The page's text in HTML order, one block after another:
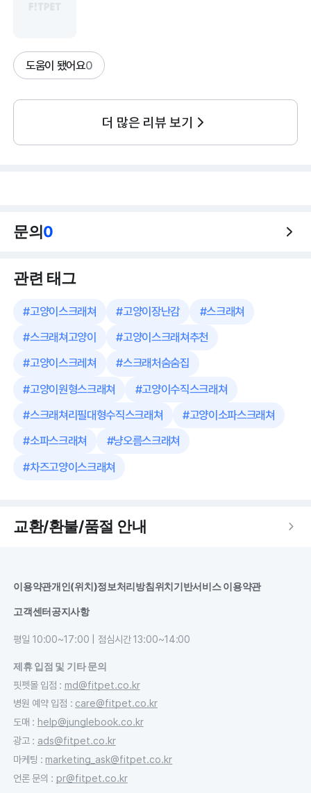
도움이 됐어요0
더 많은 리뷰 보기
문의0
관련 태그
#고양이스크래쳐 #고양이장난감 #스크래쳐
#스크래쳐고양이 #고양이스크래쳐추천
#고양이스크레쳐 #스크래처숨숨집
#고양이원형스크래쳐 #고양이수직스크래쳐
#스크래쳐리필대형수직스크래쳐 #고양이소파스크래쳐
#소파스크래쳐 #냥오름스크래쳐
#차즈고양이스크래쳐
교환/환불/품절 안내
이용약관개인(위치)정보처리방침위치기반서비스 이용약관
고객센터공지사항
평일 10:00~17:00 | 점심시간 13:00~14:00
제휴 입점 및 기타 문의
핏펫몰 입점 : md@fitpet.co.kr
병원 예약 입점 : care@fitpet.co.kr
도매 : help@junglebook.co.kr
광고: ads@fitpet.co.kr
마케팅 : marketing_ask@fitpet.co.kr
언론 문의 : pr@fitpet.co.kr